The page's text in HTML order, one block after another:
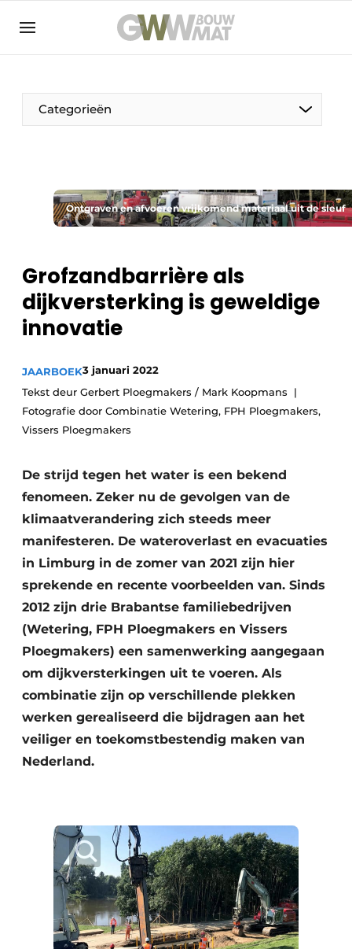
NL EN
Categorieën
De Pen
Vrouw in de bouw
Duurzaamheid & Innovatie
Fundering
Kopen/Huren/Leasen
Sloop & Recycling
Bouwtransport
Machines & Materieel
Ontgraven en afvoeren vrijkomend materiaal uit de sleuf
Grofzandbarrière als
dijkversterking is geweldige
innovatie
JAARBOEK3 januari 2022
Tekst deur Gerbert Ploegmakers / Mark Koopmans
Fotografie door Combinatie Wetering, FPH Ploegmakers,
Vissers Ploegmakers
De strijd tegen het water is een bekend
fenomeen. Zeker nu de gevolgen van de
klimaatverandering zich steeds meer
manifesteren. De wateroverlast en evacuaties
in Limburg in de zomer van 2021 zijn hier
sprekende en recente voorbeelden van. Sinds
2012 zijn drie Brabantse familiebedrijven
(Wetering, FPH Ploegmakers en Vissers
Ploegmakers) een samenwerking aangegaan
om dijkversterkingen uit te voeren. Als
combinatie zijn op verschillende plekken
werken gerealiseerd die bijdragen aan het
veiliger en toekomstbestendig maken van
Nederland.